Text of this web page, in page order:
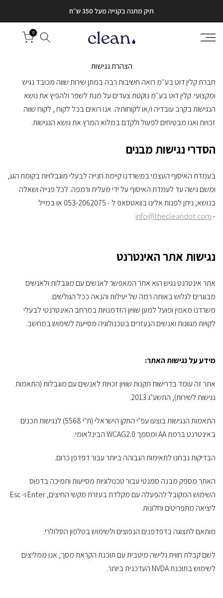
לתוכן
תיק מתנה בקנייה מעל 350 ש״ח
0
הצהרת נגישות
חברת קלין דוט בע״מ רואה חשיבות רבה במתן שירות שווה מכובד נגיש
ומקצועי. קלין דוט בע״מ נוקטת צעדים על מנת לשפר ולהפיץ את נושא
הנגישות בקרב עובדיה ו/או לקוחותיה. אנו רואים בכל לקוח , לקוח שווה
זכויות ואנו מבטיחים לפעול ולקדם במלוא המרץ את נושא הנגישות.
הסדרי נגישות מבנים
בעמדת האיסוף העצמי במשרדנו קיימת חנייה לבעלי מוגבלויות בקומת הגג,
ומשם גישה עד לעמדת האיסוף על ידי מעלית ורמפה. לכל פנייה ושאלה
בנושא, ניתן לפנות אלינו בוואטסאפ ל - 053-2062075 או במייל
-
info@thecleandot.com
נגישות אתר האינטרנט
אתר אינטרנט נגיש הוא אתר המאפשר לאנשים עם מוגבלות ולאנשים
מבוגרים לגלוש באותה רמה של יעילות והנאה ככל הגולשים.
משרדנו מאמין ופועל למען שוויון הזדמנויות במרחב האינטרנטי לבעלי
לקויות מגוונות ואנשים הנעזרים בטכנולוגיה מסייעת לשימוש במחשב.
מידע על נגישות האתר:
אתר זה עומד בדרישות תקנות שוויון זכויות לאנשים עם מוגבלות (התאמות
נגישות לשירות), התשע"ג 2013.
התאמות הנגישות בוצעו עפ"י התקן הישראלי (ת"י 5568) לנגישות תכנים
באינטרנט ברמת AA ומסמך WCAG2.0 הבינלאומי.
הבדיקות נבחנו לתאימות הגבוהה ביותר עבור דפדפן כרום.
האתר מספק מבנה סמנטי עבור טכנולוגיות מסייעות ותמיכה בדפוס
השימוש המקובל להפעלה עם מקלדת בעזרת מקשי החיצים, Enter ו- Esc
ליציאה מתפריטים וחלונות.
מותאם לתצוגה בדפדפנים הנפוצים ולשימוש בטלפון הסלולרי.
לשם קבלת חווית גלישה מיטבית עם תוכנת הקראת מסך, אנו ממליצים
לשימוש בתוכנת NVDA העדכנית ביותר.